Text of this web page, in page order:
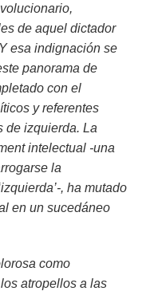
de aquel dictador
esa indignación se
panorama de
con el
y referentes
de izquierda. La
intelectual -una
la
, ha mutado
en un sucedáneo
como
atropellos a las